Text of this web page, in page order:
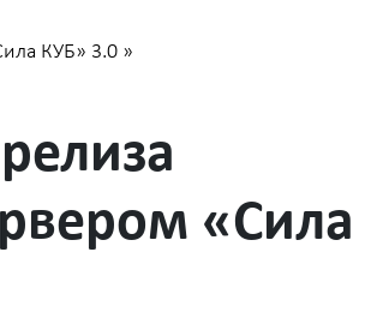
КУБ» 3.0 »
«Сила